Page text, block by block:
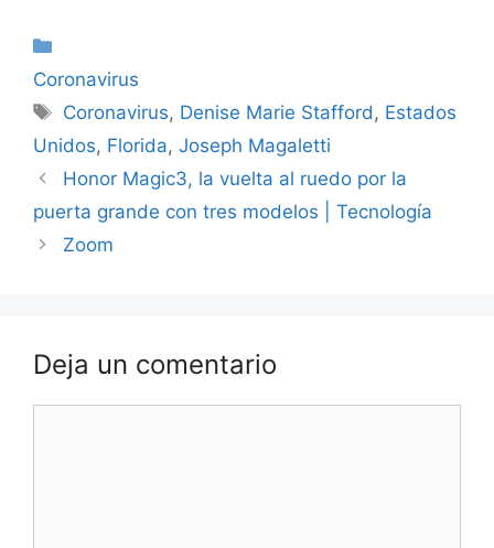
Coronavirus
Etiquetas
Coronavirus, Denise Marie Stafford , Estados
Unidos, Florida, Joseph Magaletti
Honor Magic3, la vuelta al ruedo por la
puerta grande con tres modelos | Tecnología
Zoom
Deja un comentario